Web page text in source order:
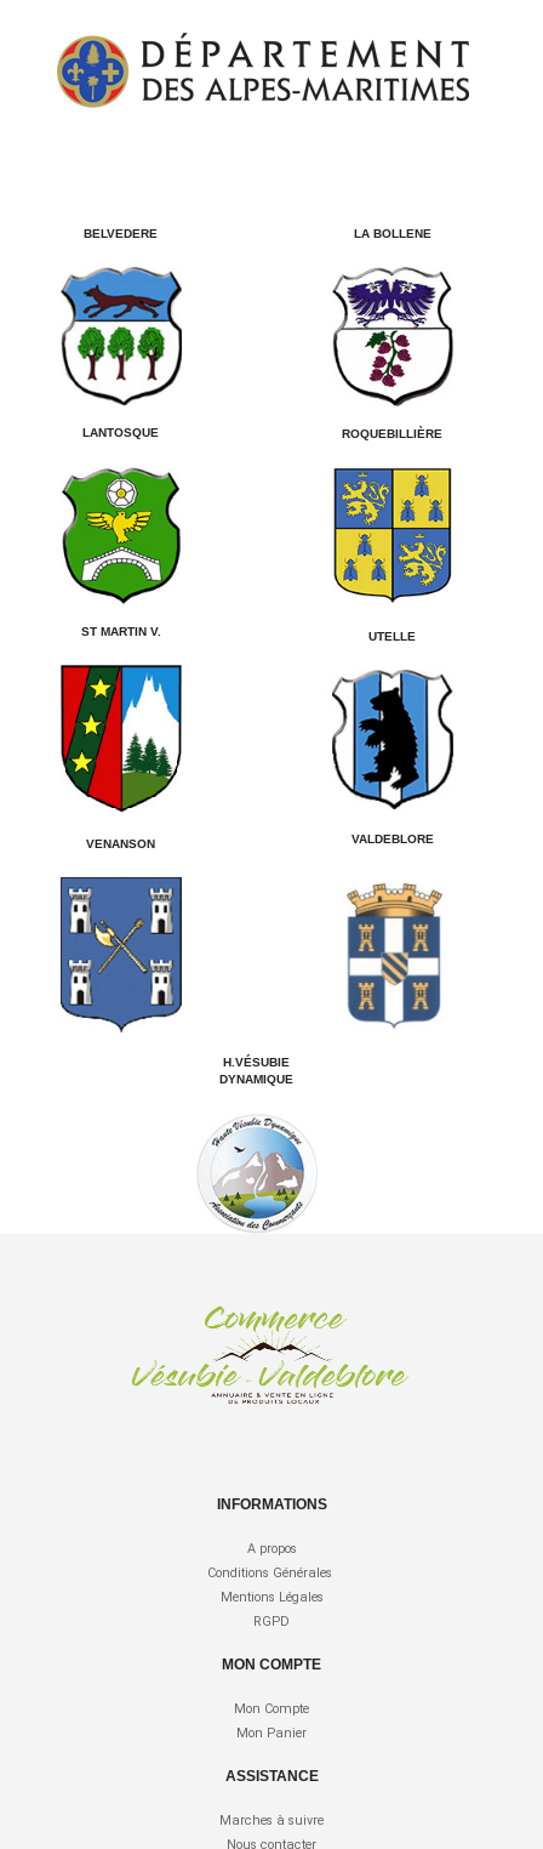
BELVEDERE LA BOLLENE
LANTOSQUE ROQUEBILLIÈRE
ST MARTIN V. UTELLE
VENANSON VALDEBLORE
H.VÉSUBIE
DYNAMIQUE
INFORMATIONS
A propos
Conditions Générales
Mentions Légales
RGPD
MON COMPTE
Mon Compte
Mon Panier
ASSISTANCE
Marches à suivre
Nous contacter